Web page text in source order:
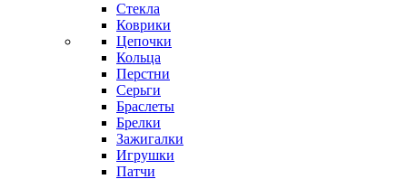
Стекла
Коврики
Цепочки
Кольца
Перстни
Серьги
Браслеты
Брелки
Зажигалки
Игрушки
Патчи